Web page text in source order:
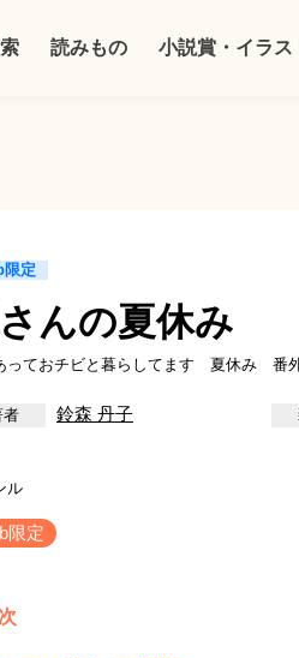
読みもの 小説賞・イラス
限定
んの夏休み
っておチビと暮らしてます 夏休み 番
鈴森 丹子
限定